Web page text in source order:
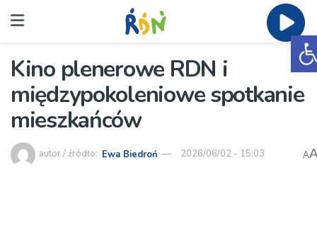
Kino plenerowe RDN i
międzypokoleniowe spotkanie
mieszkańców
autor / źródło: Ewa Biedroń 2026/06/02 - 15:03 A